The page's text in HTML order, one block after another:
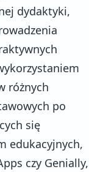
dydaktyki,
różnych
po
się
edukacyjnych,
czy Genially,